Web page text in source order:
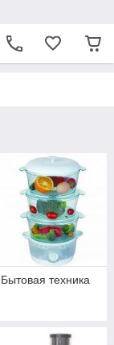
Бытовая техника